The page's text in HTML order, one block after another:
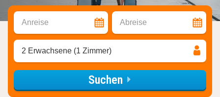
Anreise Abreise
2 Erwachsene (1 Zimmer)
Suchen